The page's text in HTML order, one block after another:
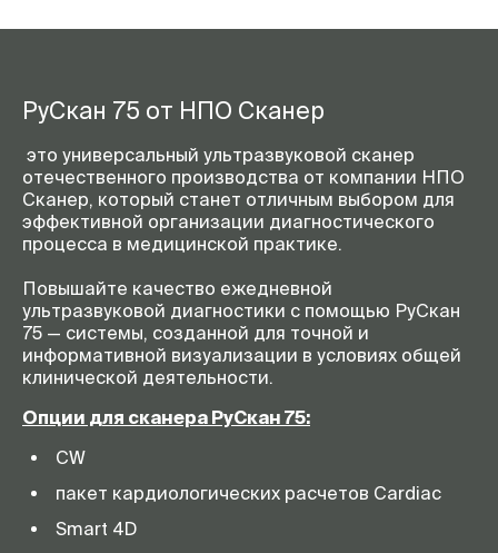
РуСкан 75 от НПО Сканер
это универсальный ультразвуковой сканер
отечественного производства от компании НПО
Сканер, который станет отличным выбором для
эффективной организации диагностического
процесса в медицинской практике.
Повышайте качество ежедневной
ультразвуковой диагностики с помощью РуСкан
75 — системы, созданной для точной и
информативной визуализации в условиях общей
клинической деятельности.
Опции для сканера РуСкан 75:
CW
пакет кардиологических расчетов Cardiac
Smart 4D